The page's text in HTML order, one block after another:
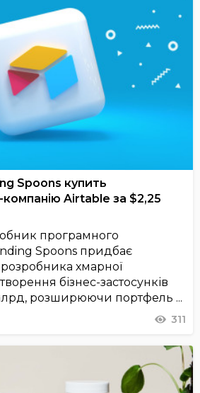
Spoons купить
Airtable за $2,25
програмного
Spoons придбає
хмарної
бізнес-застосунків
розширюючи портфель ...
311